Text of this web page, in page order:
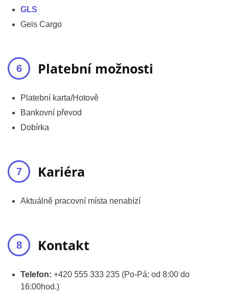
GLS
Geis Cargo
Platební možnosti
Platební karta/Hotově
Bankovní převod
Dobírka
Kariéra
Aktuálně pracovní místa nenabízí
Kontakt
Telefon: +420 555 333 235 (Po-Pá: od 8:00 do
16:00hod.)